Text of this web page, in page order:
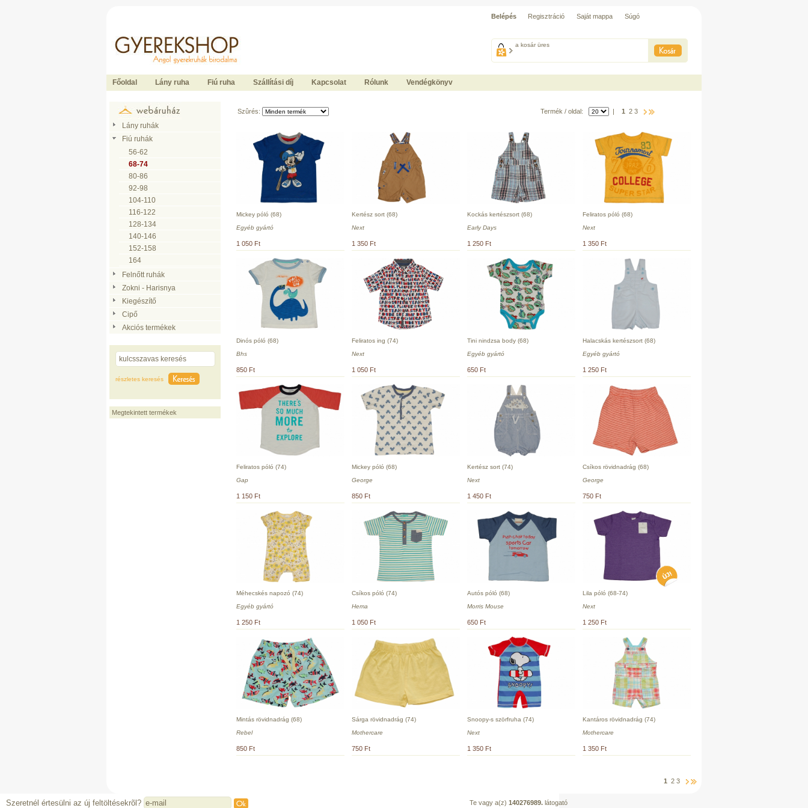
Belépés Regisztráció Saját mappa
Súgó
a kosár üres
Főoldal Lány ruha Fiú ruha Szállítási díj Kapcsolat Rólunk Vendégkönyv
Lány ruhák
Fiú ruhák
56-62
68-74
80-86
92-98
104-110
116-122
128-134
140-146
152-158
164
Felnőtt ruhák
Zokni - Harisnya
Kiegészítő
Cipő
Akciós termékek
részletes keresés
Megtekintett termékek
Szûrés: Termék / oldal: | 1 2 3
Mickey póló (68)
Egyéb gyártó
1 050 Ft
Kertész sort (68)
Next
1 350 Ft
Kockás kertészsort (68)
Early Days
1 250 Ft
Feliratos póló (68)
Next
1 350 Ft
Dinós póló (68)
Bhs
850 Ft
Feliratos ing (74)
Next
1 050 Ft
Tini nindzsa body (68)
Egyéb gyártó
650 Ft
Halacskás kertészsort (68)
Egyéb gyártó
1 250 Ft
Feliratos póló (74)
Gap
1 150 Ft
Mickey póló (68)
George
850 Ft
Kertész sort (74)
Next
1 450 Ft
Csíkos rövidnadrág (68)
George
750 Ft
Méhecskés napozó (74)
Egyéb gyártó
1 250 Ft
Csíkos póló (74)
Hema
1 050 Ft
Autós póló (68)
Morris Mouse
650 Ft
Lila póló (68-74)
Next
1 250 Ft
Mintás rövidnadrág (68)
Rebel
850 Ft
Sárga rövidnadrág (74)
Mothercare
750 Ft
Snoopy-s szörfruha (74)
Next
1 350 Ft
Kantáros rövidnadrág (74)
Mothercare
1 350 Ft
1 2 3
Szeretnél értesülni az új feltöltésekrõl? Te vagy a(z) 140276989. látogató